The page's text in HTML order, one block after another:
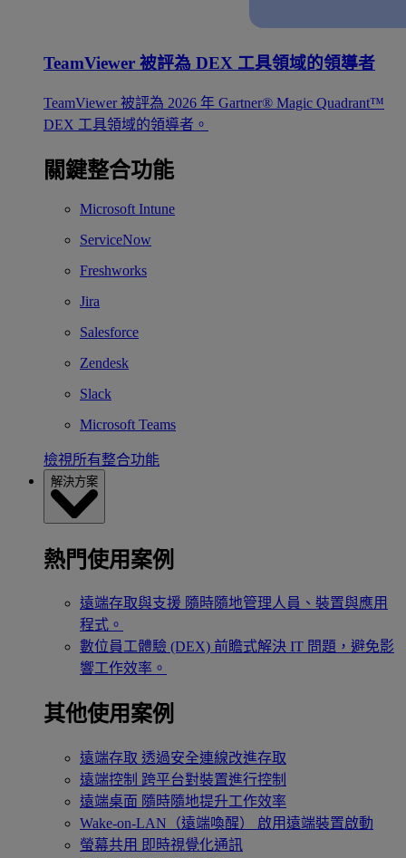
TeamViewer 被評為 DEX 工具領域的領導者
TeamViewer 被評為 2026 年 Gartner® Magic Quadrant™
DEX 工具領域的領導者。
關鍵整合功能
Microsoft Intune
ServiceNow
Freshworks
Jira
Salesforce
Zendesk
Slack
Microsoft Teams
檢視所有整合功能
解決方案
熱門使用案例
遠端存取與支援 隨時隨地管理人員、裝置與應用
程式。
數位員工體驗 (DEX) 前瞻式解決 IT 問題，避免影
響工作效率。
其他使用案例
遠端存取 透過安全連線改進存取
遠端控制 跨平台對裝置進行控制
遠端桌面 隨時隨地提升工作效率
Wake-on-LAN（遠端喚醒）
啟用遠端裝置啟動
螢幕共用 即時視覺化通訊